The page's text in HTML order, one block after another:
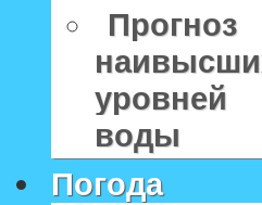
Прогноз
уровней
воды
Погода